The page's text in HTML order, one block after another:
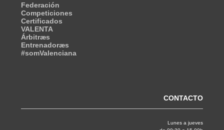
Federación
Competiciones
Certificados
VALENTA
Árbitræs
Entrenadoræs
#somValenciana
CONTACTO
Lunes a jueves